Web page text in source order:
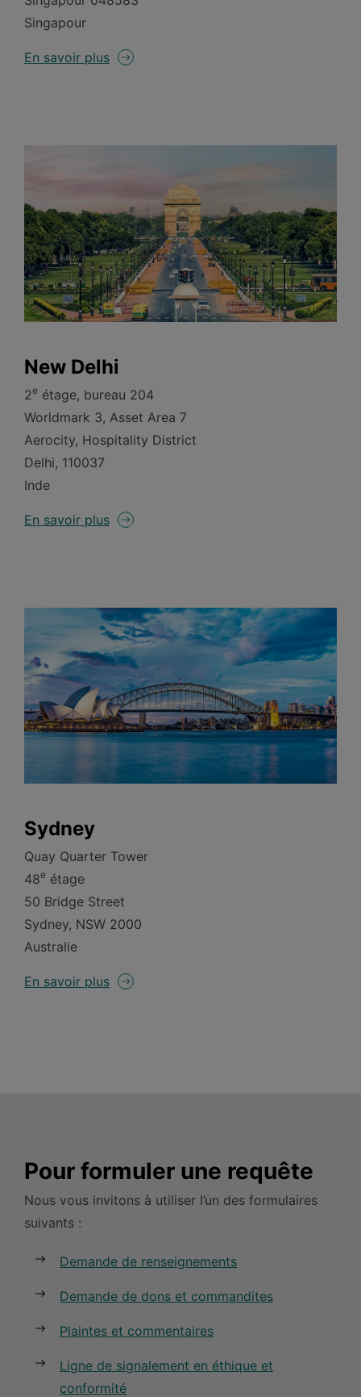
Singapour
En savoir plus
New Delhi
2e étage, bureau 204
Worldmark 3, Asset Area 7
Aerocity, Hospitality District
Delhi, 110037
Inde
En savoir plus
Sydney
Quay Quarter Tower
48e étage
50 Bridge Street
Sydney, NSW 2000
Australie
En savoir plus
Pour formuler une requête
Nous vous invitons à utiliser l’un des formulaires
suivants :
Demande de renseignements
Demande de dons et commandites
Plaintes et commentaires
Ligne de signalement en éthique et
conformité